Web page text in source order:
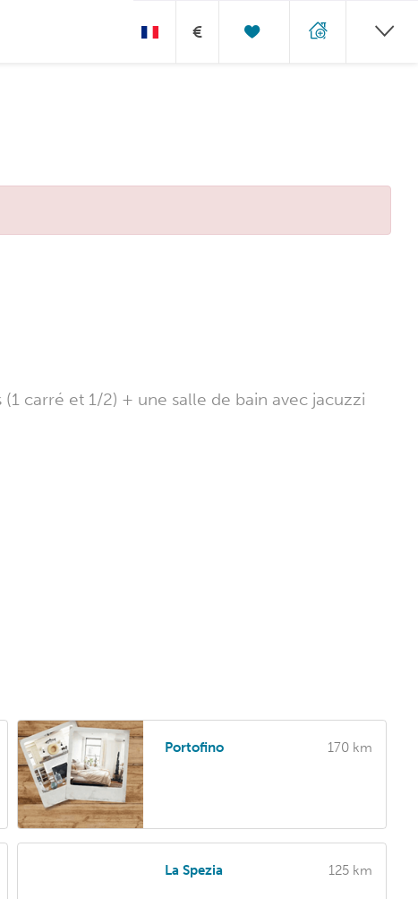
€
carré et 1/2) + une salle de bain avec jacuzzi
Portofino 170 km
La Spezia 125 km